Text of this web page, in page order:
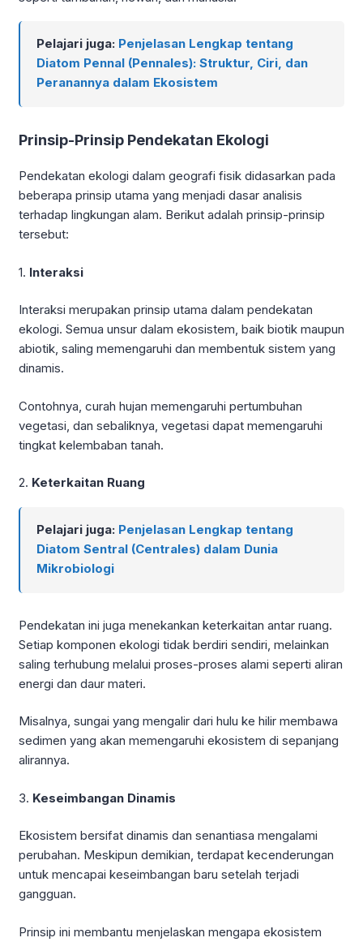
Pelajari juga: Penjelasan Lengkap tentang
Diatom Pennal (Pennales): Struktur, Ciri, dan
Peranannya dalam Ekosistem
Prinsip-Prinsip Pendekatan Ekologi
Pendekatan ekologi dalam geografi fisik didasarkan pada
beberapa prinsip utama yang menjadi dasar analisis
terhadap lingkungan alam. Berikut adalah prinsip-prinsip
tersebut:
1. Interaksi
Interaksi merupakan prinsip utama dalam pendekatan
ekologi. Semua unsur dalam ekosistem, baik biotik maupun
abiotik, saling memengaruhi dan membentuk sistem yang
dinamis.
Contohnya, curah hujan memengaruhi pertumbuhan
vegetasi, dan sebaliknya, vegetasi dapat memengaruhi
tingkat kelembaban tanah.
2. Keterkaitan Ruang
Pelajari juga: Penjelasan Lengkap tentang
Diatom Sentral (Centrales) dalam Dunia
Mikrobiologi
Pendekatan ini juga menekankan keterkaitan antar ruang.
Setiap komponen ekologi tidak berdiri sendiri, melainkan
saling terhubung melalui proses-proses alami seperti aliran
energi dan daur materi.
Misalnya, sungai yang mengalir dari hulu ke hilir membawa
sedimen yang akan memengaruhi ekosistem di sepanjang
alirannya.
3. Keseimbangan Dinamis
Ekosistem bersifat dinamis dan senantiasa mengalami
perubahan. Meskipun demikian, terdapat kecenderungan
untuk mencapai keseimbangan baru setelah terjadi
gangguan.
Prinsip ini membantu menjelaskan mengapa ekosistem